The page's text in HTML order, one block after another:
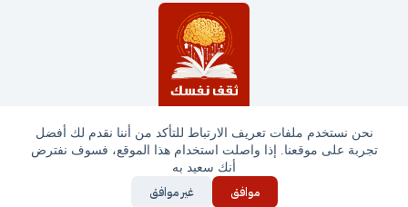
نحن نستخدم ملفات تعريف الارتباط للتأكد من أننا نقدم لك أفضل
تجربة على موقعنا. إذا واصلت استخدام هذا الموقع، فسوف نفترض
أنك سعيد به
موافق غير موافق
جميع الحقوق محفوظة © ثقف نفسك 2025